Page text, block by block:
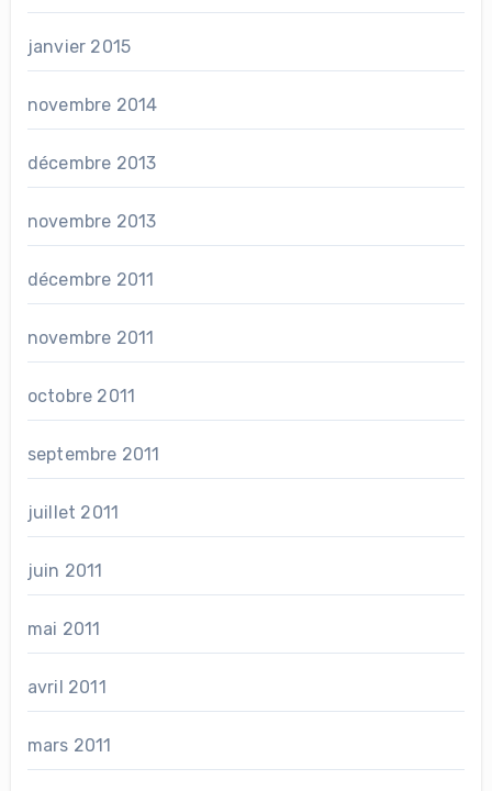
janvier 2015
novembre 2014
décembre 2013
novembre 2013
décembre 2011
novembre 2011
octobre 2011
septembre 2011
juillet 2011
juin 2011
mai 2011
avril 2011
mars 2011